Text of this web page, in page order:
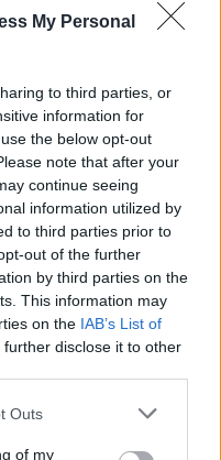
My Personal
to third parties, or
information for
the below opt-out
note that after your
continue seeing
information utilized by
to third parties prior to
out of the further
by third parties on the
This information may
on the IAB’s List of
further disclose it to other
Outs
of my